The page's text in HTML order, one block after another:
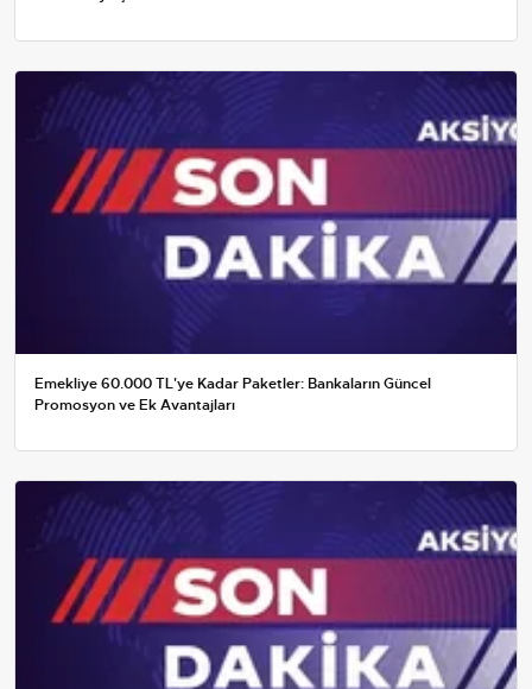
Emekliye 60.000 TL'ye Kadar Paketler: Bankaların Güncel
Promosyon ve Ek Avantajları